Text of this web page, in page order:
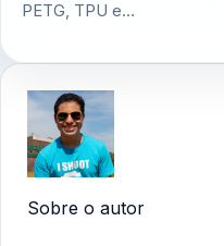
PETG, TPU e…
Sobre o autor